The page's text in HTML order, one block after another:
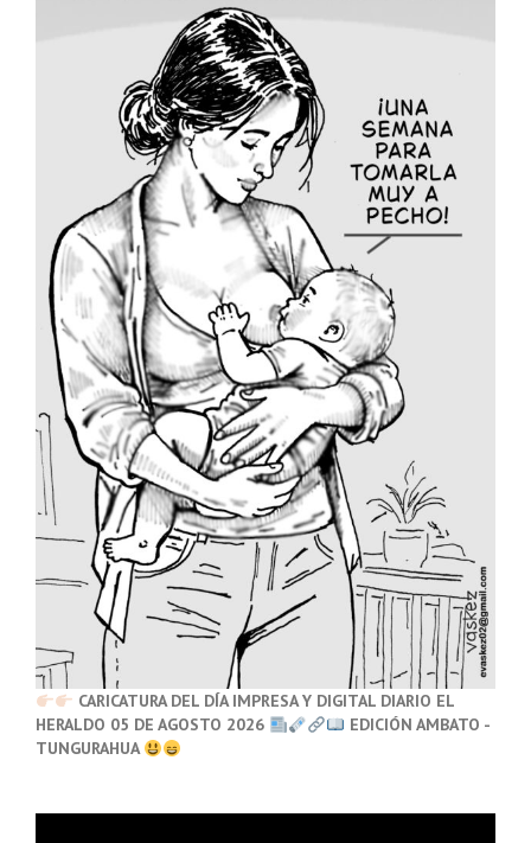
CARICATURA DEL DÍA IMPRESA Y DIGITAL DIARIO EL
HERALDO 05 DE AGOSTO 2026
EDICIÓN AMBATO -
TUNGURAHUA